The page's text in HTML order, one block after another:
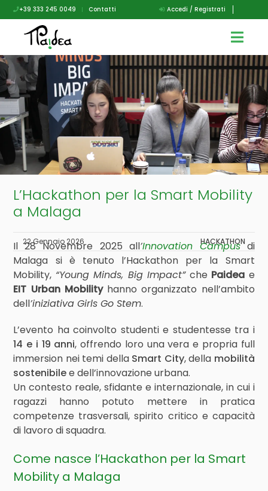
+39 333 245 0049 | Contatti Accedi / Registrati
L’Hackathon per la Smart Mobility
a Malaga
22 Gennaio 2026 HACKATHON
Il 28 Novembre 2025 all’Innovation Campusdi
Malaga si è tenuto l’Hackathon per la Smart
Mobility, “Young Minds, Big Impact”che Paidea e
EIT Urban Mobilityhanno organizzato nell’ambito
dell’iniziativa Girls Go Stem.
L’evento ha coinvolto studenti e studentesse tra i
14 e i 19 anni, offrendo loro una vera e propria full
immersion nei temi della Smart City, della mobilità
sostenibilee dell’innovazione urbana.
Un contesto reale, sfidante e internazionale, in cui i
ragazzi hanno potuto mettere in pratica
competenze trasversali, spirito critico e capacità
di lavoro di squadra.
Come nasce l’Hackathon per la Smart
Mobility a Malaga